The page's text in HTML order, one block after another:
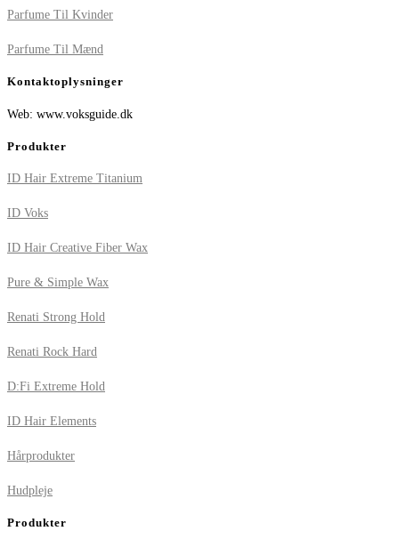
Parfume Til Kvinder
Parfume Til Mænd
Kontaktoplysninger
Web: www.voksguide.dk
Produkter
ID Hair Extreme Titanium
ID Voks
ID Hair Creative Fiber Wax
Pure & Simple Wax
Renati Strong Hold
Renati Rock Hard
D:Fi Extreme Hold
ID Hair Elements
Hårprodukter
Hudpleje
Produkter